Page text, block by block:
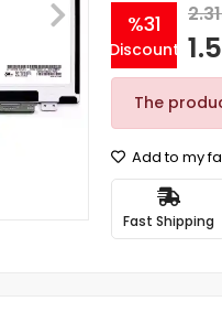
%31
Discount
The
Add to my
Fast Shipping